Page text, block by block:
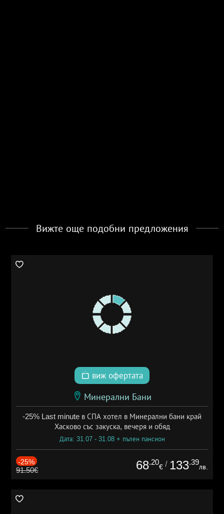
Вижте още подобни предложения
виж офертата
Минерални Бани
-25% Last minute в СПА хотел в Минерални бани край
Хасково със закуска, вечеря и обяд
Дата: 31.07 - 31.08 + пълен пансион
-25%
91.50€ 68.20
€ / 133.39
лв.